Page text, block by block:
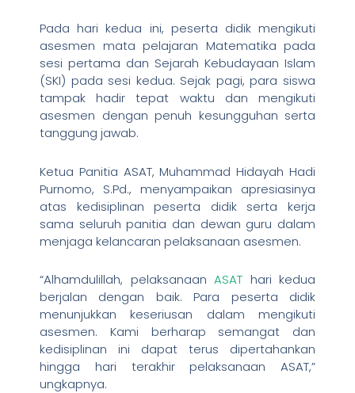
Pada hari kedua ini, peserta didik mengikuti
asesmen mata pelajaran Matematika pada
sesi pertama dan Sejarah Kebudayaan Islam
(SKI) pada sesi kedua. Sejak pagi, para siswa
tampak hadir tepat waktu dan mengikuti
asesmen dengan penuh kesungguhan serta
tanggung jawab.
Ketua Panitia ASAT, Muhammad Hidayah Hadi
Purnomo, S.Pd., menyampaikan apresiasinya
atas kedisiplinan peserta didik serta kerja
sama seluruh panitia dan dewan guru dalam
menjaga kelancaran pelaksanaan asesmen.
“Alhamdulillah, pelaksanaan ASAT hari kedua
berjalan dengan baik. Para peserta didik
menunjukkan keseriusan dalam mengikuti
asesmen. Kami berharap semangat dan
kedisiplinan ini dapat terus dipertahankan
hingga hari terakhir pelaksanaan ASAT,”
ungkapnya.